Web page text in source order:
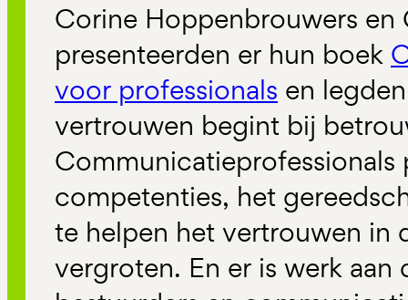
Corine Hoppenbrouwers en
presenteerden er hun boek
voor professionals en
vertrouwen begint bij
Communicatieprofessionals
competenties, het
te helpen het vertrouwen in
vergroten. En er is werk aan